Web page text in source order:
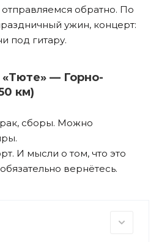
обратно. По
ужин, концерт:
под гитару.
«Тюте» — Горно-
км)
сборы. Можно
И мысли о том, что это
вернётесь.